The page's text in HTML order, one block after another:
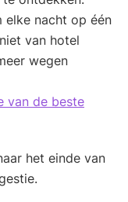
elke nacht op één
van hotel
wegen
van de beste
het einde van